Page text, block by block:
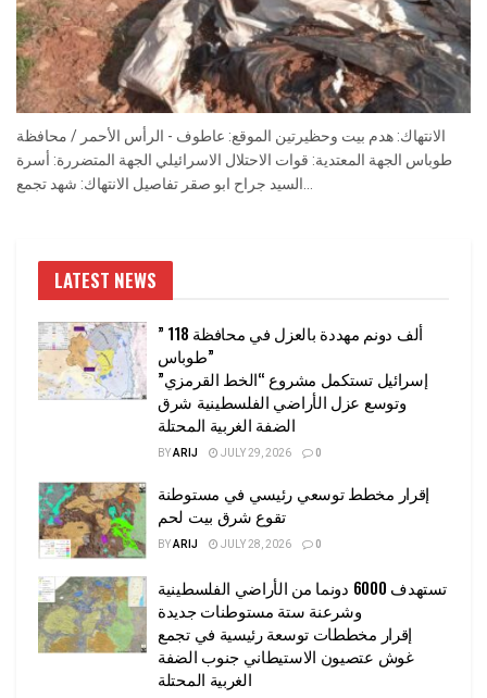
الانتهاك: هدم بيت وحظيرتين الموقع: عاطوف - الرأس الأحمر / محافظة
طوباس الجهة المعتدية: قوات الاحتلال الاسرائيلي الجهة المتضررة: أسرة
السيد جراح ابو صقر تفاصيل الانتهاك: شهد تجمع...
LATEST NEWS
” 118 ألف دونم مهددة بالعزل في محافظة
طوباس”
إسرائيل تستكمل مشروع “الخط القرمزي”
وتوسع عزل الأراضي الفلسطينية شرق
الضفة الغربية المحتلة
BYARIJ JULY 29, 2026 0
إقرار مخطط توسعي رئيسي في مستوطنة
تقوع شرق بيت لحم
BYARIJ JULY 28, 2026 0
تستهدف 6000 دونما من الأراضي الفلسطينية
وشرعنة ستة مستوطنات جديدة
إقرار مخططات توسعة رئيسية في تجمع
غوش عتصيون الاستيطاني جنوب الضفة
الغربية المحتلة